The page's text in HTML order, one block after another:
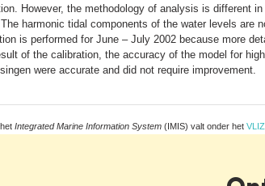
However, the methodology of analysis is different
harmonic tidal components of the water levels are
is performed for June – July 2002 because more
of the calibration, the accuracy of the model for
were accurate and did not require improvement.
Integrated Marine Information System (IMIS) valt onder het